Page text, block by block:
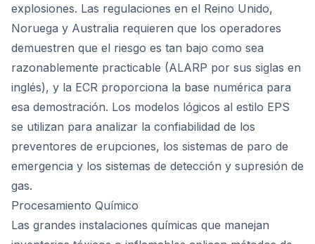
explosiones. Las regulaciones en el Reino Unido,
Noruega y Australia requieren que los operadores
demuestren que el riesgo es tan bajo como sea
razonablemente practicable (ALARP por sus siglas en
inglés), y la ECR proporciona la base numérica para
esa demostración. Los modelos lógicos al estilo EPS
se utilizan para analizar la confiabilidad de los
preventores de erupciones, los sistemas de paro de
emergencia y los sistemas de detección y supresión de
gas.
Procesamiento Químico
Las grandes instalaciones químicas que manejan